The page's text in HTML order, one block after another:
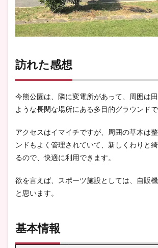
訪れた感想
今熊公園は、隣に変電所があって、周囲は
ような長閑な場所にある多目的グラウンドで
アクセスはイマイチですが、周囲の草木は
ンドもよく管理されていて、新しくわりと
るので、快適に利用できます。
欲を言えば、スポーツ施設としては、自販
と思います。
基本情報